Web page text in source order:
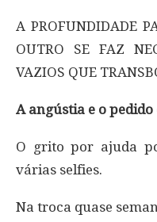
A PROFUNDIDADE
OUTRO SE FAZ
VAZIOS QUE
A angústia e o pedido
O grito por ajuda
várias selfies.
Na troca quase